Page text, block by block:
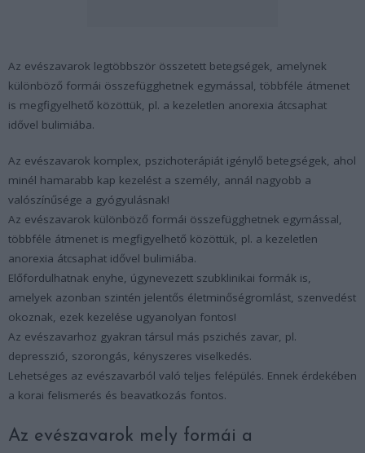
Az evészavarok legtöbbször összetett betegségek, amelynek
különböző formái összefügghetnek egymással, többféle átmenet
is megfigyelhető közöttük, pl. a kezeletlen anorexia átcsaphat
idővel bulimiába.
Az evészavarok komplex, pszichoterápiát igénylő betegségek, ahol
minél hamarabb kap kezelést a személy, annál nagyobb a
valószínűsége a gyógyulásnak!
Az evészavarok különböző formái összefügghetnek egymással,
többféle átmenet is megfigyelhető közöttük, pl. a kezeletlen
anorexia átcsaphat idővel bulimiába.
Előfordulhatnak enyhe, úgynevezett szubklinikai formák is,
amelyek azonban szintén jelentős életminőségromlást, szenvedést
okoznak, ezek kezelése ugyanolyan fontos!
Az evészavarhoz gyakran társul más pszichés zavar, pl.
depresszió, szorongás, kényszeres viselkedés.
Lehetséges az evészavarból való teljes felépülés. Ennek érdekében
a korai felismerés és beavatkozás fontos.
Az evészavarok mely formái a